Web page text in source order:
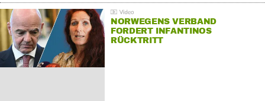
NORWEGENS VERBAND
FORDERT INFANTINOS
RÜCKTRITT